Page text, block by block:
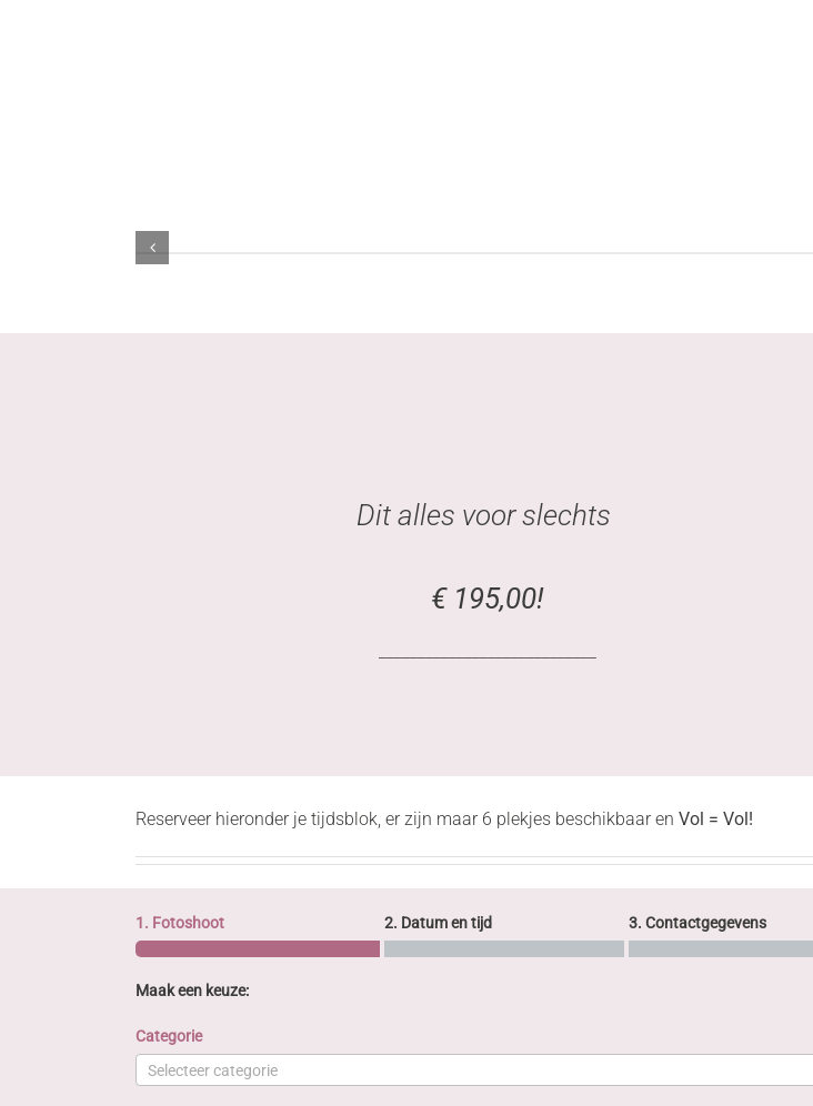
Dit alles voor slechts
€ 195,00!
Reserveer hieronder je tijdsblok, er zijn maar 6 plekjes beschikbaar en Vol = Vol!
1. Fotoshoot 2. Datum en tijd 3. Contactgegevens
Maak een keuze:
Categorie